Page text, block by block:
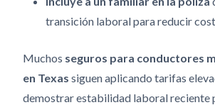
transición laboral para reducir
Muchos seguros para conductores
en Texas siguen aplicando tarifas
demostrar estabilidad laboral reciente